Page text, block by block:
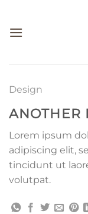
contenuti
Design
ANOTHER
Lorem ipsum
adipiscing elit,
tincidunt ut
volutpat.